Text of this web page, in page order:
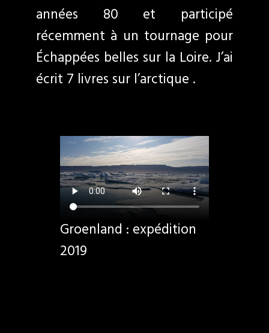
années 80 et participé
récemment à un tournage pour
Échappées belles sur la Loire. J’ai
écrit 7 livres sur l’arctique .
Groenland : expédition
2019